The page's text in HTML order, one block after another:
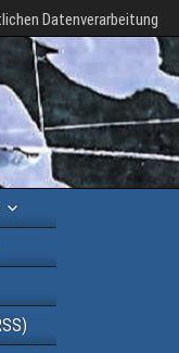
Datenverarbeitung